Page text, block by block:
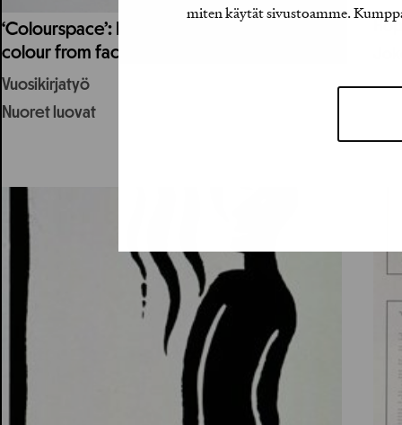
miten käytät sivustoamme.
‘Colourspace’: Book on the narrativity in
colour from facades to graphic space
Vuosikirjatyö
Nuoret luovat